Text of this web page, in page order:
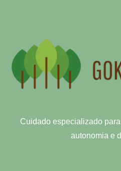
Cuidado especializado
autonomia e